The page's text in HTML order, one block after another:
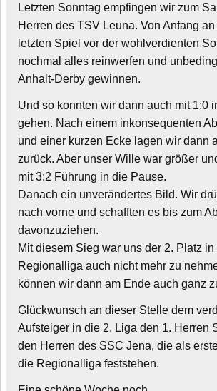
Letzten Sonntag empfingen wir zum
Herren des TSV Leuna. Von Anfang
letzten Spiel vor der wohlverdienten
nochmal alles reinwerfen und
Anhalt-Derby gewinnen.
Und so konnten wir dann auch mit 1:0
gehen. Nach einem inkonsequenten
und einer kurzen Ecke lagen wir dann
zurück. Aber unser Wille war größer
mit 3:2 Führung in die Pause.
Danach ein unverändertes Bild. Wir
nach vorne und schafften es bis zum
davonzuziehen.
Mit diesem Sieg war uns der 2. Platz
Regionalliga auch nicht mehr zu
können wir dann am Ende auch ganz
Glückwunsch an dieser Stelle dem
Aufsteiger in die 2. Liga den 1. Herren
den Herren des SSC Jena, die als
die Regionalliga feststehen.